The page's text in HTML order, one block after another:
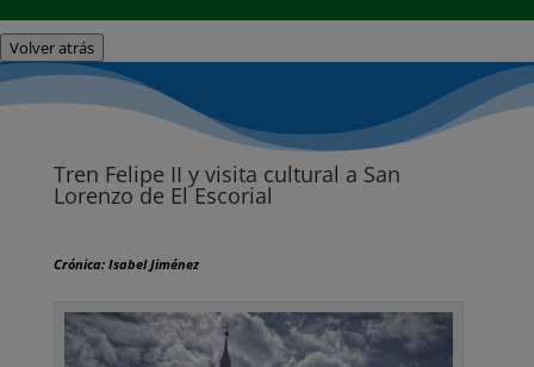
Volver atrás
Tren Felipe II y visita cultural a San
Lorenzo de El Escorial
Crónica: Isabel Jiménez.